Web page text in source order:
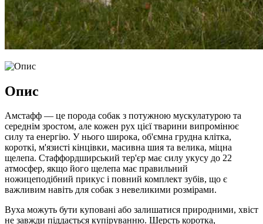
Опис
Амстафф — це порода собак з потужною мускулатурою та
середнім зростом, але кожен рух цієї тварини випромінює
силу та енергію. У нього широка, об'ємна грудна клітка,
короткі, м'язисті кінцівки, масивна шия та велика, міцна
щелепа. Стаффордширський тер'єр має силу укусу до 22
атмосфер, якщо його щелепа має правильний
ножицеподібний прикус і повний комплект зубів, що є
важливим навіть для собак з невеликими розмірами.
Вуха можуть бути куповані або залишатися природними, хвіст
не завжди піддається купіруванню. Шерсть коротка,